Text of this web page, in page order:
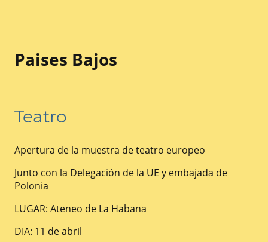
Paises Bajos
Teatro
Apertura de la muestra de teatro europeo
Junto con la Delegación de la UE y embajada de
Polonia
LUGAR: Ateneo de La Habana
DIA: 11 de abril